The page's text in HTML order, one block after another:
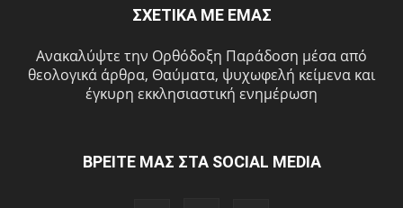
ΣΧΕΤΙΚΑ ΜΕ ΕΜΑΣ
Ανακαλύψτε την Ορθόδοξη Παράδοση μέσα από
θεολογικά άρθρα, Θαύματα, ψυχωφελή κείμενα και
έγκυρη εκκλησιαστική ενημέρωση
ΒΡΕΙΤΕ ΜΑΣ ΣΤΑ SOCIAL MEDIA